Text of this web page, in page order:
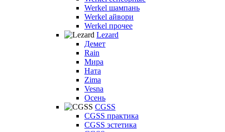
Werkel шампань
Werkel айвори
Werkel прочее
Lezard
Демет
Rain
Мира
Ната
Zima
Vesna
Осень
CGSS
CGSS практика
CGSS эстетика